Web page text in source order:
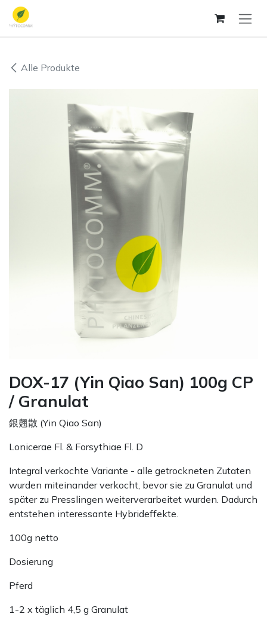
Zum Inhalt springen
Alle Produkte
DOX-17 (Yin Qiao San) 100g CP
/ Granulat
銀翹散 (Yin Qiao San)
Lonicerae Fl. & Forsythiae Fl. D
Integral verkochte Variante - alle getrockneten Zutaten
wurden miteinander verkocht, bevor sie zu Granulat und
später zu Presslingen weiterverarbeitet wurden. Dadurch
entstehen interessante Hybrideffekte.
100g netto
Dosierung
Pferd
1-2 x täglich 4,5 g Granulat